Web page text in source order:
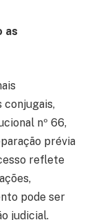
as
conjugais,
nº 66,
prévia
reflete
pode ser
judicial.